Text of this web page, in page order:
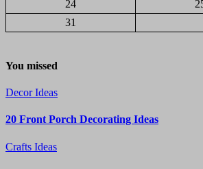
24
31
You missed
Decor Ideas
20 Front Porch Decorating Ideas
Crafts Ideas